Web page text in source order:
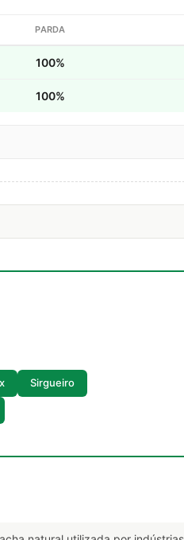
PARDA
100%
100%
Sirgueiro